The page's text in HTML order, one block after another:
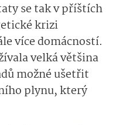
se tak v příštích
krizi
více domácností.
velká většina
možné ušetřit
plynu, který